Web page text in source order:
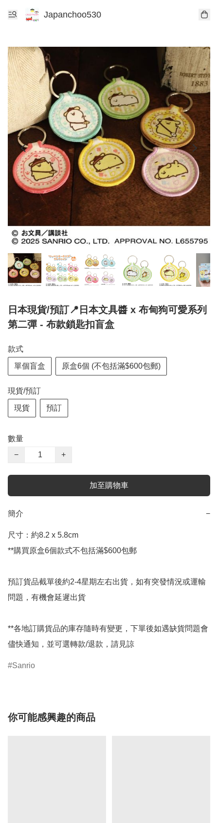
Japanchoo530
日本現貨/預訂📍日本文具醬 x 布甸狗可愛系列
第二彈 - 布款鎖匙扣盲盒
款式
單個盲盒 原盒6個 (不包括滿$600包郵)
現貨/預訂
現貨 預訂
數量
−
+
加至購物車
簡介 −
尺寸：約8.2 x 5.8cm
**購買原盒6個款式不包括滿$600包郵
預訂貨品截單後約2-4星期左右出貨，如有突發情況或運輸
問題，有機會延遲出貨
**各地訂購貨品的庫存隨時有變更，下單後如遇缺貨問題會
儘快通知，並可選轉款/退款，請見諒
Sanrio
你可能感興趣的商品